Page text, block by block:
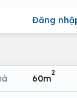
Đăng
60m
2